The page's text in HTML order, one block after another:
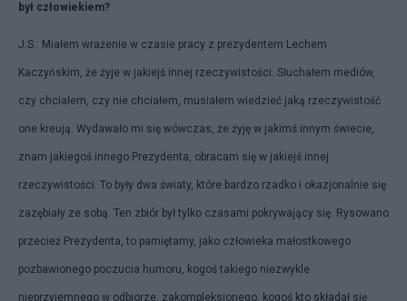
był człowiekiem?
J.S.: Miałem wrażenie w czasie pracy z prezydentem Lechem
Kaczyńskim, że żyje w jakiejś innej rzeczywistości. Słuchałem mediów,
czy chciałem, czy nie chciałem, musiałem wiedzieć jaką rzeczywistość
one kreują. Wydawało mi się wówczas, że żyję w jakimś innym świecie,
znam jakiegoś innego Prezydenta, obracam się w jakiejś innej
rzeczywistości. To były dwa światy, które bardzo rzadko i okazjonalnie się
zazębiały ze sobą. Ten zbiór był tylko czasami pokrywający się. Rysowano
przecież Prezydenta, to pamiętamy, jako człowieka małostkowego
pozbawionego poczucia humoru, kogoś takiego niezwykle
nieprzyjemnego w odbiorze, zakompleksionego, kogoś kto składał się